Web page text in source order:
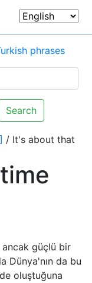
phrases
Search
/ It's about that
ancak güçlü bir
Dünya'nın da bu
oluştuğuna